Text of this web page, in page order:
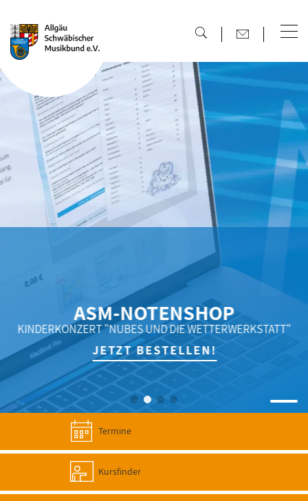
ASM-NOTENSHOP
KINDERKONZERT "NUBES UND DIE WETTERWERKSTATT"
JETZT BESTELLEN!
Termine
Kursfinder